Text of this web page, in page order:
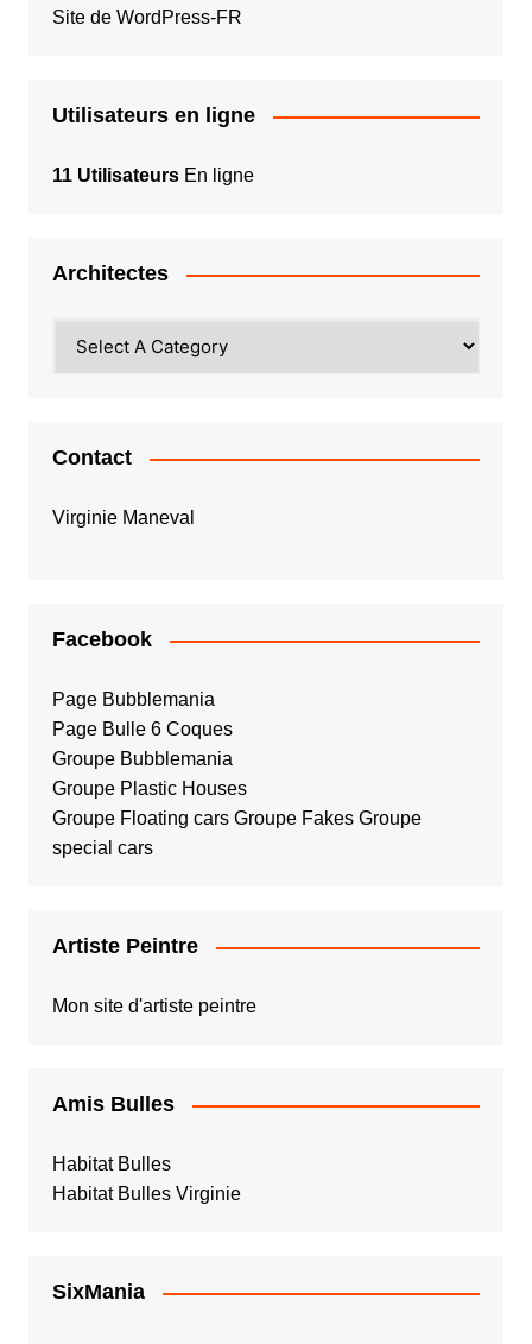
Site de WordPress-FR
Utilisateurs en ligne
11 UtilisateursEn ligne
Architectes
Contact
Virginie Maneval
Facebook
Page Bubblemania
Page Bulle 6 Coques
Groupe Bubblemania
Groupe Plastic Houses
Groupe Floating cars Groupe Fakes Groupe
special cars
Artiste Peintre
Mon site d'artiste peintre
Amis Bulles
Habitat Bulles
Habitat Bulles Virginie
SixMania